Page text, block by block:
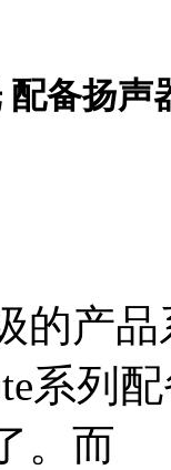
备扬声
的产
系列
。而